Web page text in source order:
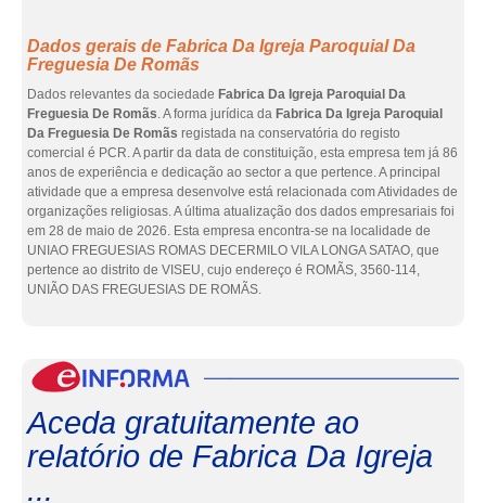
Dados gerais de Fabrica Da Igreja Paroquial Da
Freguesia De Romãs
Dados relevantes da sociedade Fabrica Da Igreja Paroquial Da
Freguesia De Romãs. A forma jurídica da Fabrica Da Igreja Paroquial
Da Freguesia De Romãs registada na conservatória do registo
comercial é PCR. A partir da data de constituição, esta empresa tem já 86
anos de experiência e dedicação ao sector a que pertence. A principal
atividade que a empresa desenvolve está relacionada com Atividades de
organizações religiosas. A última atualização dos dados empresariais foi
em 28 de maio de 2026. Esta empresa encontra-se na localidade de
UNIAO FREGUESIAS ROMAS DECERMILO VILA LONGA SATAO, que
pertence ao distrito de VISEU, cujo endereço é ROMÃS, 3560-114,
UNIÃO DAS FREGUESIAS DE ROMÃS.
Aceda gratuitamente ao
relatório de Fabrica Da Igreja
...